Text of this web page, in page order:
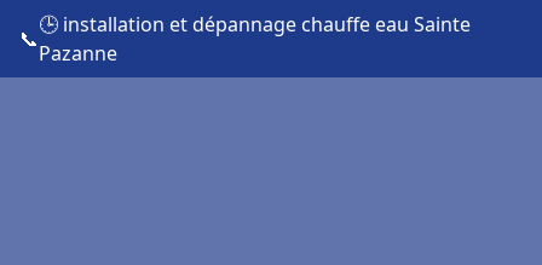
📞
🕒 installation et dépannage chauffe eau Sainte
Pazanne